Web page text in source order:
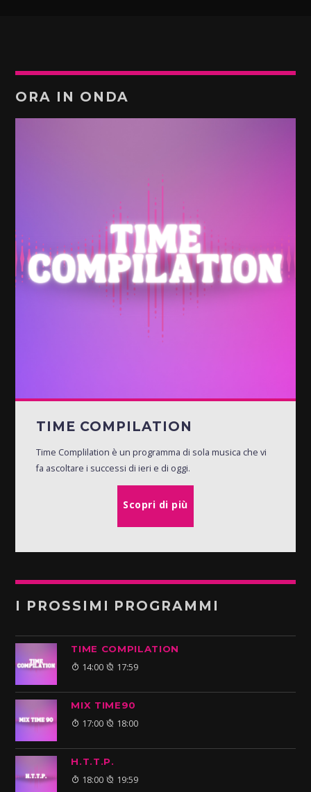
ORA IN ONDA
TIME COMPILATION
Time Complilation è un programma di sola musica che vi
fa ascoltare i successi di ieri e di oggi.
Scopri di più
I PROSSIMI PROGRAMMI
TIME COMPILATION
14:00 17:59
MIX TIME90
17:00 18:00
H.T.T.P.
18:00 19:59